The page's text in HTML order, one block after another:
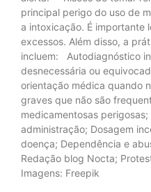
principal perigo do uso de
a intoxicação. É importante
excessos. Além disso, a
incluem: Autodiagnóstico
desnecessária ou
orientação médica quando
graves que não são
medicamentosas
administração; Dosagem
doença; Dependência e
Redação blog Nocta;
Imagens: Freepik